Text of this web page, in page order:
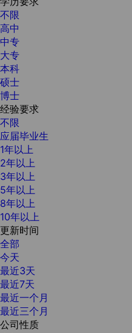
不限
高中
中专
大专
本科
硕士
博士
经验要求
不限
应届毕业生
1年以上
2年以上
3年以上
5年以上
8年以上
10年以上
更新时间
全部
今天
最近3天
最近7天
最近一个月
最近三个月
公司性质